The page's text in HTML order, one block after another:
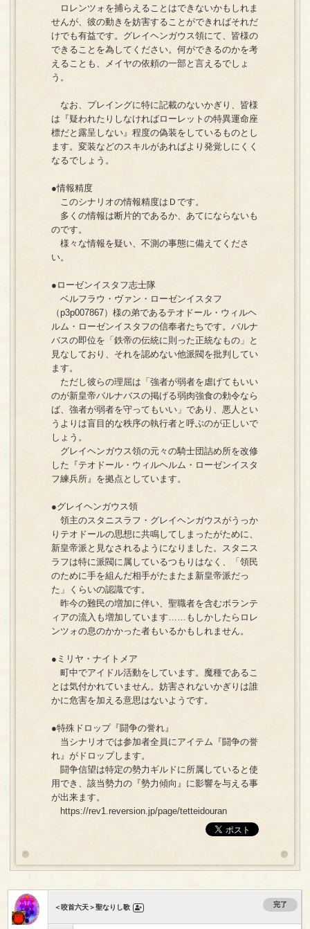
ロレンツォを捕らえることはできないかもしれま
せんが、彼の動きを妨害することができればそれだ
けでも有益です。グレイヘンガウス領にて、皆様の
できることを為してください。何ができるのかを考
えることも、メイヤの依頼の一部と言えるでしょ
う。
なお、プレイングに特に記載のないかぎり、皆様
は『疑われたりしなければローレットの特異運命座
標だと露呈しない』程度の偽装をしているものとし
ます。変装などのスキルがあればより発覚しにくく
なるでしょう。
●情報精度
このシナリオの情報精度はＤです。
多くの情報は断片的であるか、あてにならないも
のです。
様々な情報を疑い、不測の事態に備えてくださ
い。
●ローゼンイスタフ志士隊
ベルフラウ・ヴァン・ローゼンイスタフ
（p3p007867）様の弟であるテオドール・ウィルヘ
ルム・ローゼンイスタフの信奉者たちです。バルナ
バスの即位を「鉄帝の伝統に則った正統なもの」と
見なしており、それを認めない他派閥を批判してい
ます。
ただし彼らの理屈は「強者が弱者を虐げてもいい
のが新皇帝バルナバスの掲げる弱肉強食の勅令なら
ば、強者が弱者を守ってもいい」であり、悪人とい
うよりは盲目的な秩序の執行者と呼ぶのが正しいで
しょう。
グレイヘンガウス領の元々の騎士団詰め所を改修
した『テオドール・ウィルヘルム・ローゼンイスタ
フ練兵所』を拠点としています。
●グレイヘンガウス領
領主のスタニスラフ・グレイヘンガウスがうっか
りテオドールの思想に共鳴してしまったがために、
新皇帝派と見なされるようになりました。スタニス
ラフは特に派閥に属しているつもりはなく、「領民
のために手を組んだ相手がたまたま新皇帝派だっ
た」くらいの認識です。
昨今の難民の増加に伴い、聖職者を含むボランテ
ィアの流入も増加しています……もしかしたらロレ
ンツォの息のかかった者もいるかもしれません。
●ミリヤ・ナイトメア
町中でアイドル活動をしています。魔種であるこ
とは気付かれていません。妨害されないかぎりは誰
かに危害を加える意思はないようです。
●特殊ドロップ『闘争の誉れ』
当シナリオでは参加者全員にアイテム『闘争の誉
れ』がドロップします。
闘争信望は特定の勢力ギルドに所属していると使
用でき、該当勢力の『勢力傾向』に影響を与える事
が出来ます。
https://rev1.reversion.jp/page/tetteidouran
＜咬首六天＞聖なりし歌 完了